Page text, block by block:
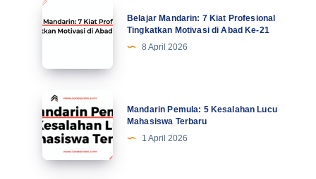
Belajar
Mandarin:
Profesional
Tingkatkan
Motivasi
di
Abad
Ke-
Belajar Mandarin: 7 Kiat Profesional
Tingkatkan Motivasi di Abad Ke-21
8 April 2026
Mandarin
Pemula:
5
Kesalahan
Lucu
Mandarin Pemula: 5 Kesalahan Lucu
Mahasiswa Terbaru
1 April 2026